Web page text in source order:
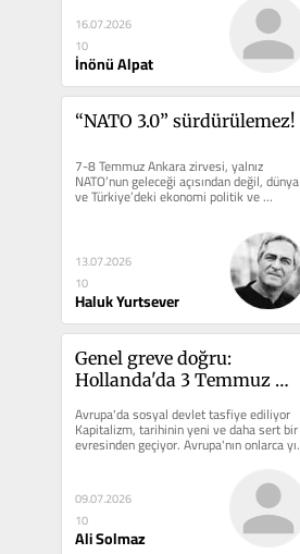
16.07.2026
10
İnönü Alpat
“NATO 3.0” sürdürülemez!
7-8 Temmuz Ankara zirvesi, yalnız
NATO’nun geleceği açısından değil, dünya
ve Türkiye’deki ekonomi politik ve
jeopolitik gelişmeler...
13.07.2026
10
Haluk Yurtsever
Genel greve doğru:
Hollanda'da 3 Temmuz
yanıt oldu
Avrupa'da sosyal devlet tasfiye ediliyor
Kapitalizm, tarihinin yeni ve daha sert bir
evresinden geçiyor. Avrupa'nın onlarca yıl
09.07.2026
10
Ali Solmaz